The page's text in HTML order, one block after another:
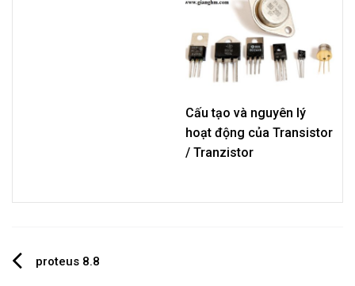
Cấu tạo và nguyên lý
hoạt động của Transistor
/ Tranzistor
Postproteus 8.8